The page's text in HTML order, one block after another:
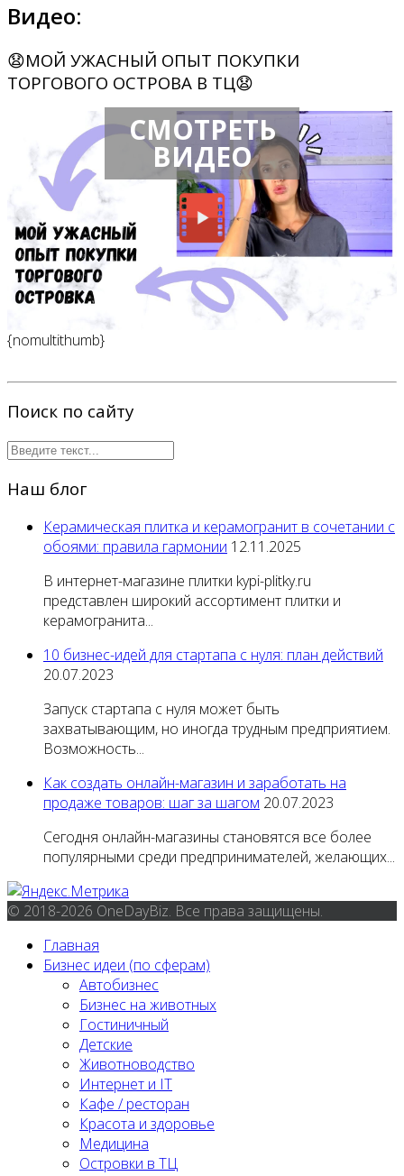
Видео:
😧МОЙ УЖАСНЫЙ ОПЫТ ПОКУПКИ
ТОРГОВОГО ОСТРОВА В ТЦ😧
СМОТРЕТЬ
ВИДЕО
{nomultithumb}
Поиск по сайту
Наш блог
Керамическая плитка и керамогранит в сочетании с
обоями: правила гармонии 12.11.2025
В интернет-магазине плитки kypi-plitky.ru
представлен широкий ассортимент плитки и
керамогранита...
10 бизнес-идей для стартапа с нуля: план действий
20.07.2023
Запуск стартапа с нуля может быть
захватывающим, но иногда трудным предприятием.
Возможность...
Как создать онлайн-магазин и заработать на
продаже товаров: шаг за шагом 20.07.2023
Сегодня онлайн-магазины становятся все более
популярными среди предпринимателей, желающих...
© 2018-2026 OneDayBiz. Все права защищены.
Главная
Бизнес идеи (по сферам)
Автобизнес
Бизнес на животных
Гостиничный
Детские
Животноводство
Интернет и IT
Кафе / ресторан
Красота и здоровье
Медицина
Островки в ТЦ